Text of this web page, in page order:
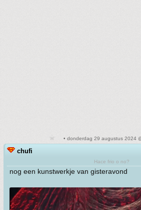
• donderdag 29 augustus 2024
chufi
Hace frio o no?
nog een kunstwerkje van gisteravond